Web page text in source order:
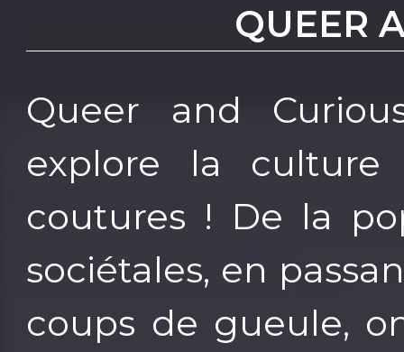
QUEER
Queer and
explore la culture
coutures ! De la
sociétales, en
coups de gueule,